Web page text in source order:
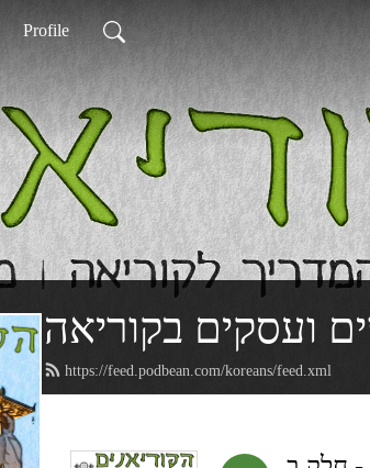
Profile
ועסקים בקוריאה
https://feed.podbean.com/koreans/feed.xml